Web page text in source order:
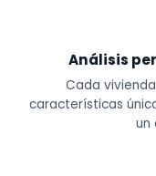
Análisis
Cada
características
un